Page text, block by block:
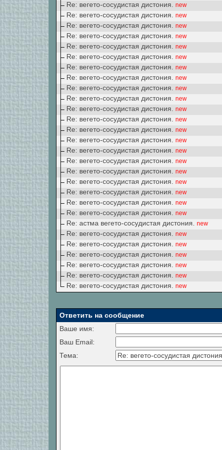
Re: вегето-сосудистая дистония. new
Re: вегето-сосудистая дистония. new
Re: вегето-сосудистая дистония. new
Re: вегето-сосудистая дистония. new
Re: вегето-сосудистая дистония. new
Re: вегето-сосудистая дистония. new
Re: вегето-сосудистая дистония. new
Re: вегето-сосудистая дистония. new
Re: вегето-сосудистая дистония. new
Re: вегето-сосудистая дистония. new
Re: вегето-сосудистая дистония. new
Re: вегето-сосудистая дистония. new
Re: вегето-сосудистая дистония. new
Re: вегето-сосудистая дистония. new
Re: вегето-сосудистая дистония. new
Re: вегето-сосудистая дистония. new
Re: вегето-сосудистая дистония. new
Re: вегето-сосудистая дистония. new
Re: вегето-сосудистая дистония. new
Re: вегето-сосудистая дистония. new
Re: вегето-сосудистая дистония. new
Re: астма вегето-сосудистая дистония. new
Re: вегето-сосудистая дистония. new
Re: вегето-сосудистая дистония. new
Re: вегето-сосудистая дистония. new
Re: вегето-сосудистая дистония. new
Re: вегето-сосудистая дистония. new
Re: вегето-сосудистая дистония. new
Ответить на сообщение
Ваше имя:
Ваш Email:
Тема: